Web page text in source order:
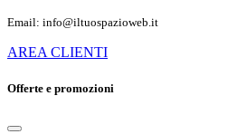
Email: info@iltuospazioweb.it
AREA CLIENTI
Offerte e promozioni